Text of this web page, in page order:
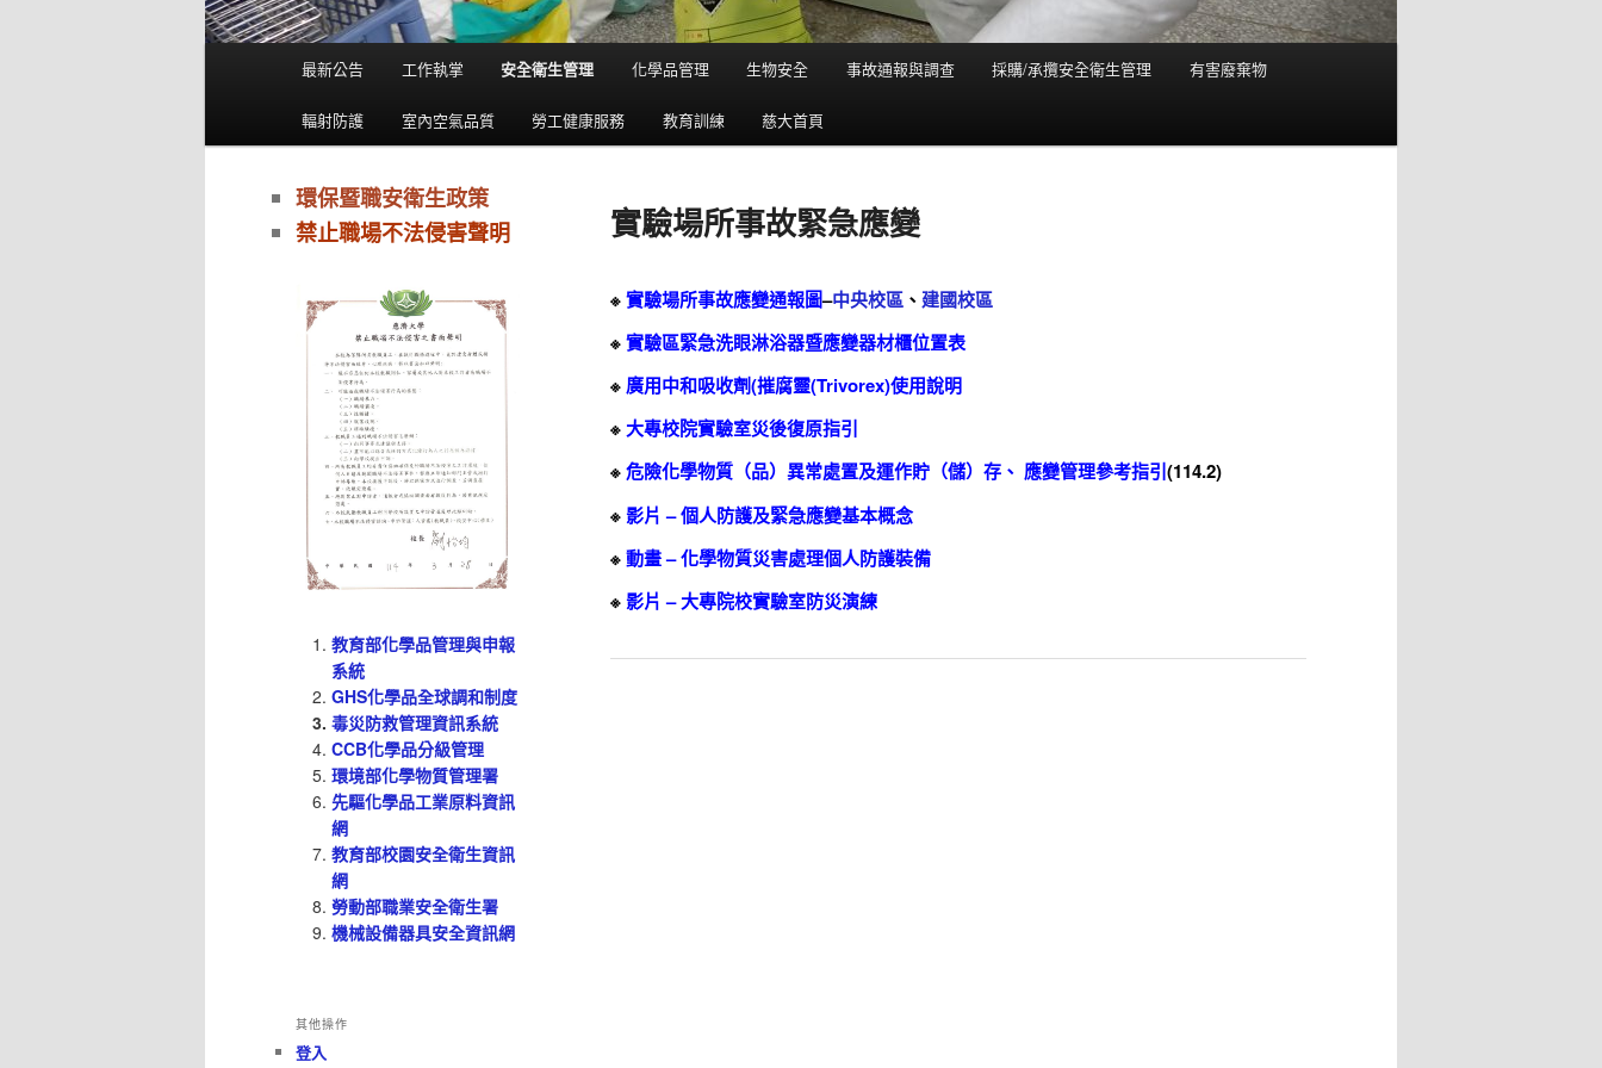
單
最新公告 工作執掌 安全衛生管理 化學品管理 生物安全 事故通報與調查 採購/承攬安全衛生管理 有害廢棄物
輻射防護 室內空氣品質 勞工健康服務 教育訓練 慈大首頁
實驗場所事故緊急應變
※實驗場所事故應變通報圖–中央校區 、 建國校區
※實驗區緊急洗眼淋浴器暨應變器材櫃位置表
※廣用中和吸收劑(摧腐靈(Trivorex)使用說明
※ 大專校院實驗室災後復原指引
※危險化學物質（品）異常處置及運作貯（儲）存、 應變管理參考指引(114.2)
※影片 –個人防護及緊急應變基本概念
※動畫 – 化學物質災害處理個人防護裝備
※影片 – 大專院校實驗室防災演練
環保暨職安衛生政策
禁止職場不法侵害聲明
教育部化學品管理與申報
系統
GHS化學品全球調和制度
毒災防救管理資訊系統
CCB化學品分級管理
環境部化學物質管理署
先驅化學品工業原料資訊
網
教育部校園安全衛生資訊
網
勞動部職業安全衛生署
機械設備器具安全資訊網
其他操作
登入